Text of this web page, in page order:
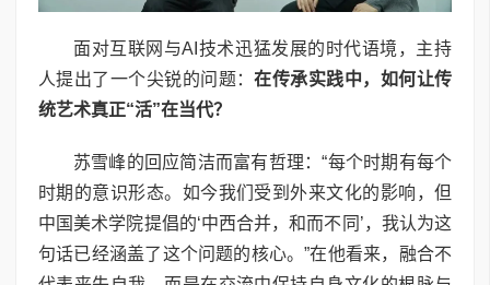
面对互联网与AI技术迅猛发展的时代语境，主持
人提出了一个尖锐的问题：在传承实践中，如何让传
统艺术真正“活”在当代？
苏雪峰的回应简洁而富有哲理：“每个时期有每个
时期的意识形态。如今我们受到外来文化的影响，但
中国美术学院提倡的‘中西合并，和而不同’，我认为这
句话已经涵盖了这个问题的核心。”在他看来，融合不